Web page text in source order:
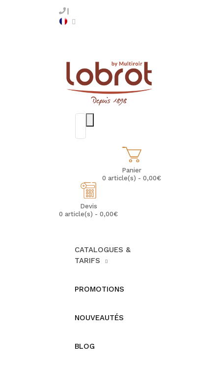
Panier
0 article(s) - 0,00€
Devis
0 article(s) - 0,00€
CATALOGUES &
TARIFS
PROMOTIONS
NOUVEAUTÉS
BLOG